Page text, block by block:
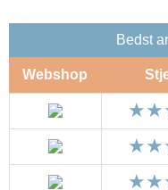
Bedst
Webshop